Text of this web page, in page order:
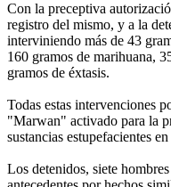
Con la preceptiva
registro del mismo, y a la
interviniendo más de 43
160 gramos de marihuana,
gramos de éxtasis.
Todas estas intervenciones
"Marwan" activado para la
sustancias estupefacientes
Los detenidos, siete